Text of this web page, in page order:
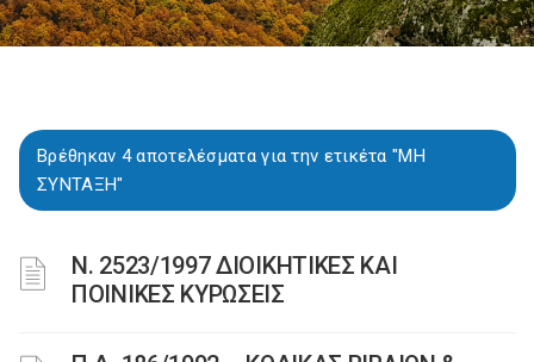
Βρέθηκαν 4 αποτελέσματα για την ετικέτα "ΜΗ
ΣΥΝΤΑΞΗ"
Ν. 2523/1997 ΔΙΟΙΚΗΤΙΚΕΣ ΚΑΙ
ΠΟΙΝΙΚΕΣ ΚΥΡΩΣΕΙΣ